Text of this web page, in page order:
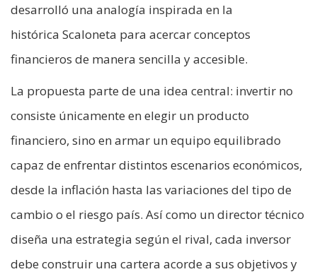
desarrolló una analogía inspirada en la
histórica Scaloneta para acercar conceptos
financieros de manera sencilla y accesible.
La propuesta parte de una idea central: invertir no
consiste únicamente en elegir un producto
financiero, sino en armar un equipo equilibrado
capaz de enfrentar distintos escenarios económicos,
desde la inflación hasta las variaciones del tipo de
cambio o el riesgo país. Así como un director técnico
diseña una estrategia según el rival, cada inversor
debe construir una cartera acorde a sus objetivos y